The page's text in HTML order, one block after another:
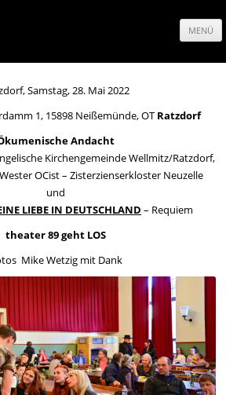
MENÜ
Springe
Inhalt
Samstag, 28. Mai 2022
1, 15898 Neißemünde, OT Ratzdorf
Andacht
Kirchengemeinde Wellmitz/Ratzdorf,
OCist – Zisterzienserkloster Neuzelle
und
LIEBE IN DEUTSCHLAND – Requiem
theater 89 geht LOS
Mike Wetzig mit Dank